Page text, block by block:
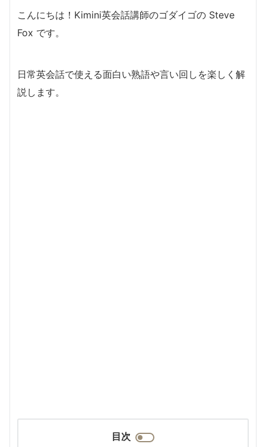
こんにちは！Kimini英会話講師のゴダイゴの Steve
Fox です。
日常英会話で使える面白い熟語や言い回しを楽しく解
説します。
目次